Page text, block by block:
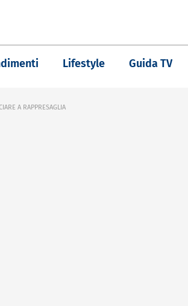
Lifestyle Guida TV
A RAPPRESAGLIA